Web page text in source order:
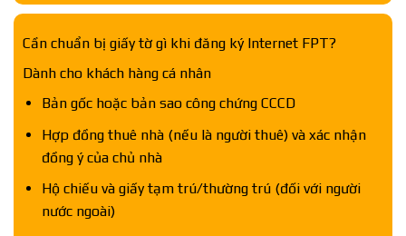
Cần chuẩn bị giấy tờ gì khi đăng ký Internet FPT?
Dành cho khách hàng cá nhân
Bản gốc hoặc bản sao công chứng CCCD
Hợp đồng thuê nhà (nếu là người thuê) và xác nhận
đồng ý của chủ nhà
Hộ chiếu và giấy tạm trú/thường trú (đối với người
nước ngoài)